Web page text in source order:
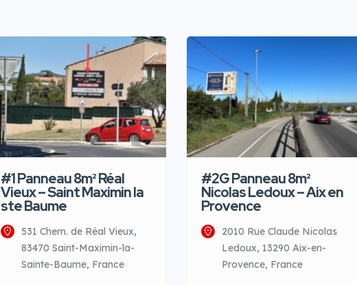
#1 Panneau 8m² Réal
Vieux – Saint Maximin la
ste Baume
531 Chem. de Réal Vieux,
83470 Saint-Maximin-la-
Sainte-Baume, France
#2G Panneau 8m²
Nicolas Ledoux – Aix en
Provence
2010 Rue Claude Nicolas
Ledoux, 13290 Aix-en-
Provence, France